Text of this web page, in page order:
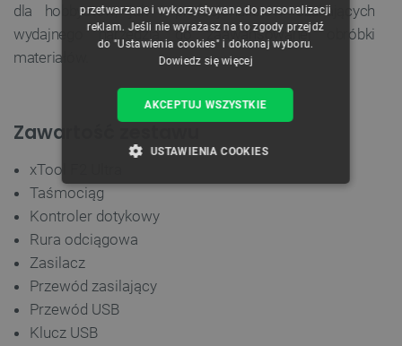
dla hobbystów, jak i profesjonalistów szukających
wydajnego narzędzia do zaawansowanej obróbki
materiałów.
Zawartość zestawu
xTool F2 Ultra
Taśmociąg
Kontroler dotykowy
Rura odciągowa
Zasilacz
Przewód zasilający
Przewód USB
Klucz USB
przetwarzane i wykorzystywane do personalizacji
reklam. Jeśli nie wyrażasz na to zgody przejdź
do "Ustawienia cookies" i dokonaj wyboru.
Dowiedz się więcej
AKCEPTUJ WSZYSTKIE
USTAWIENIA COOKIES